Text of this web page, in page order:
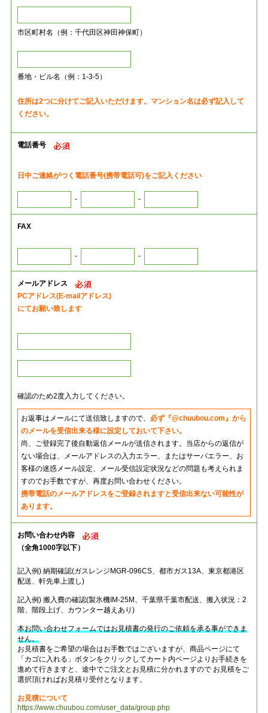
市区町村名（例：千代田区神田神保町）
番地・ビル名（例：1-3-5）
住所は2つに分けてご記入いただけます。マンション名は必ず記入して
ください。
電話番号
日中ご連絡がつく電話番号(携帯電話可)をご記入ください
- -
FAX
- -
メールアドレス
PCアドレス(E-mailアドレス)
にてお願い致します
確認のため2度入力してください。
お返事はメールにて送信致しますので、 必ず『@chuubou.com』から
のメールを受信出来る様に設定しておいて下さい。
尚、ご登録完了後自動返信メールが送信されます。当店からの返信が
ない場合は、メールアドレスの入力エラー、またはサーバエラー、お
客様の迷惑メール設定、メール受信設定状況などの問題も考えられま
すのでお手数ですが、再度お問い合わせください。
携帯電話のメールアドレスをご登録されますと受信出来ない可能性が
あります。
お問い合わせ内容
（全角1000字以下）
記入例) 納期確認(ガスレンジMGR-096CS、都市ガス13A、東京都港区
配送、軒先車上渡し)
記入例) 搬入費の確認(製氷機IM-25M、千葉県千葉市配送、搬入状況：2
階、階段上げ、カウンター越えあり)
本お問い合わせフォームではお見積書の発行のご依頼を承る事ができま
せん。
お見積書をご希望の場合はお手数ではございますが、商品ページにて
「カゴに入れる」ボタンをクリックしてカート内ページよりお手続きを
進めて行きますと、途中でご注文とお見積に分かれますので お見積をご
選択頂ければお見積り受付となります。
お見積について
https://www.chuubou.com/user_data/group.php